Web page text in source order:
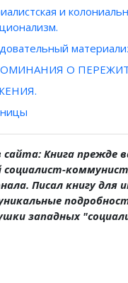
и
О
Книга прежде
социалист-
Писал книгу для
западных